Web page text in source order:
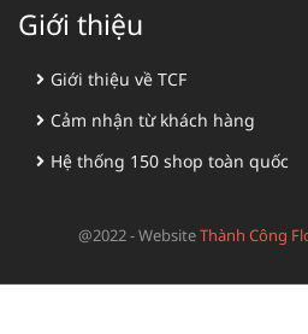
Giới thiệu
Giới thiệu về TCF
Cảm nhận từ khách hàng
Hệ thống 150 shop toàn quốc
@2022 - WebsiteThành Công